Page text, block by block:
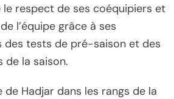
respect de ses coéquipiers et
l’équipe grâce à ses
des tests de pré-saison et des
de la saison.
de Hadjar dans les rangs de la